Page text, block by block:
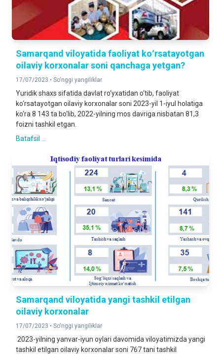
Samarqand viloyatida faoliyat koʻrsatayotgan
oilaviy korxonalar soni qanchaga yetgan?
17/07/2023 • So‘nggi yangiliklar
Yuridik shaxs sifatida davlat ro‘yxatidan o‘tib, faoliyat
ko‘rsatayotgan oilaviy korxonalar soni 2023-yil 1-iyul holatiga
ko‘ra 8 143 ta bo‘lib, 2022-yilning mos davriga nisbatan 81,3
foizni tashkil etgan.
Batafsil ...
Samarqand viloyatida yangi tashkil etilgan
oilaviy korxonalar
17/07/2023 • So‘nggi yangiliklar
2023-yilning yanvar-iyun oylari davomida viloyatimizda yangi
tashkil etilgan oilaviy korxonalar soni 767 tani tashkil